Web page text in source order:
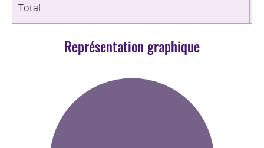
Total
Représentation graphique